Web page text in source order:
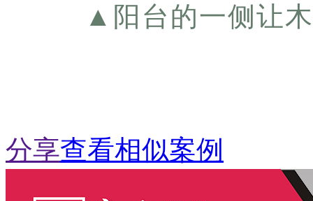
▲ 阳台的一侧让
分享查看相似案例